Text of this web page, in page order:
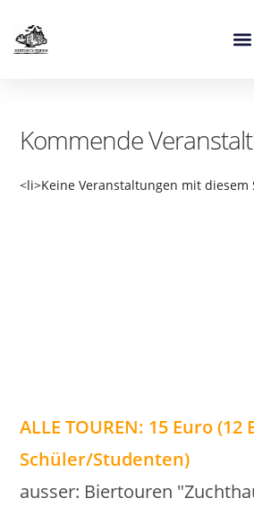
Kommende
<li>Keine Veranstaltungen mit diesem
ALLE TOUREN: 15 Euro (12
Schüler/Studenten)
ausser: Biertouren